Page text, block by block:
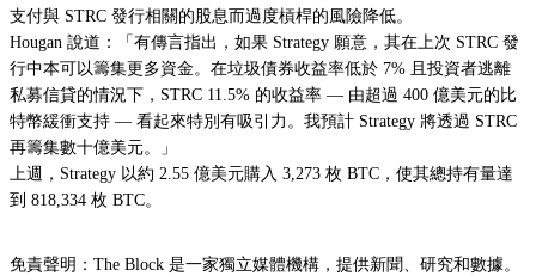
支付與 STRC 發行相關的股息而過度槓桿的風險降低。
Hougan 說道：「有傳言指出，如果 Strategy 願意，其在上次 STRC 發
行中本可以籌集更多資金。在垃圾債券收益率低於 7% 且投資者逃離
私募信貸的情況下，STRC 11.5% 的收益率 — 由超過 400 億美元的比
特幣緩衝支持 — 看起來特別有吸引力。我預計 Strategy 將透過 STRC
再籌集數十億美元。」
上週，Strategy 以約 2.55 億美元購入 3,273 枚 BTC，使其總持有量達
到 818,334 枚 BTC。
免責聲明：The Block 是一家獨立媒體機構，提供新聞、研究和數據。